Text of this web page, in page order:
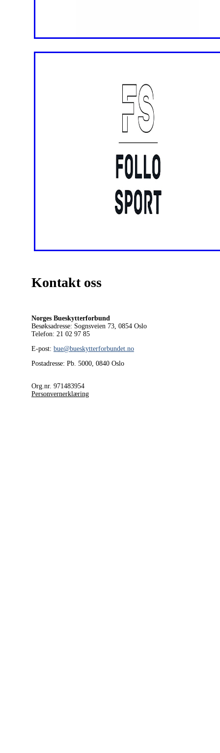
Kontakt oss
Norges Bueskytterforbund
Besøksadresse: Sognsveien 73, 0854 Oslo
Telefon: 21 02 97 85
E-post: bue@bueskytterforbundet.no
Postadresse: Pb. 5000, 0840 Oslo
Org.nr. 971483954
Personvernerklæring